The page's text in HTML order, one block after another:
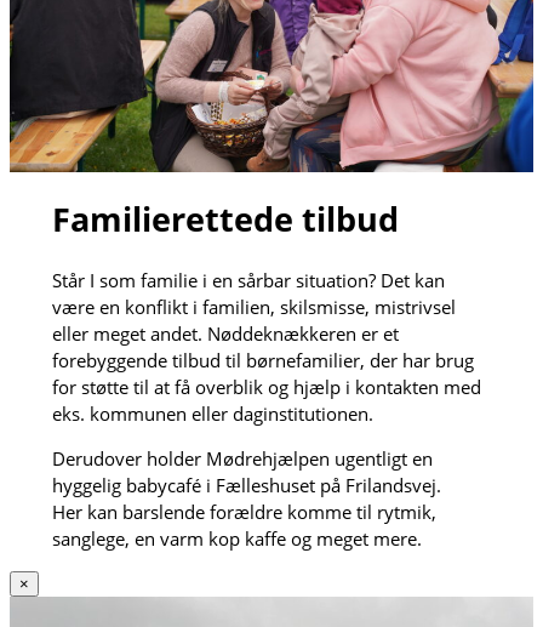
Familierettede tilbud
Står I som familie i en sårbar situation? Det kan
være en konflikt i familien, skilsmisse, mistrivsel
eller meget andet. Nøddeknækkeren er et
forebyggende tilbud til børnefamilier, der har brug
for støtte til at få overblik og hjælp i kontakten med
eks. kommunen eller daginstitutionen.
Derudover holder Mødrehjælpen ugentligt en
hyggelig babycafé i Fælleshuset på Frilandsvej.
Her kan barslende forældre komme til rytmik,
sanglege, en varm kop kaffe og meget mere.
×